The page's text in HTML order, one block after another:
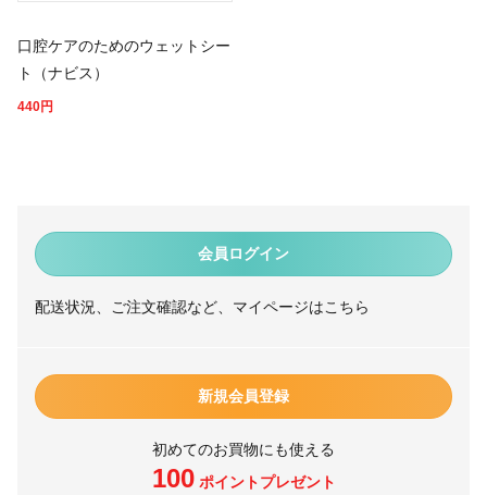
会員ログイン
配送状況、ご注文確認など、マイページはこちら
新規会員登録
初めてのお買物にも使える
100ポイントプレゼント
口腔ケアのためのウェットシー
ト（ナビス）
440円